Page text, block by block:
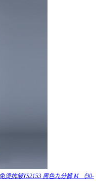
抗皱YS2153 黑色九分裤 M （90-